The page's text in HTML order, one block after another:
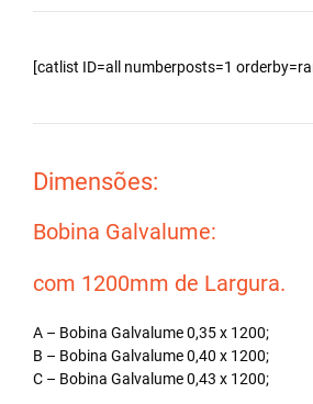
[catlist ID=all numberposts=1
Dimensões:
Bobina Galvalume:
com 1200mm de Largura.
A – Bobina Galvalume 0,35 x 1200;
B – Bobina Galvalume 0,40 x 1200;
C – Bobina Galvalume 0,43 x 1200;